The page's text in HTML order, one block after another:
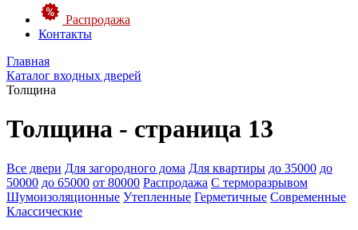
Распродажа
Контакты
Главная
Каталог входных дверей
Толщина
Толщина - страница 13
Все двери Для загородного дома Для квартиры до 35000 до
50000 до 65000 от 80000 Распродажа С терморазрывом
Шумоизоляционные Утепленные Герметичные Современные
Классические